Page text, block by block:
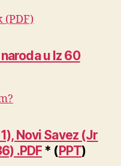
(PDF)
u Iz 60
Novi Savez (Jr
.PDF * (PPT)